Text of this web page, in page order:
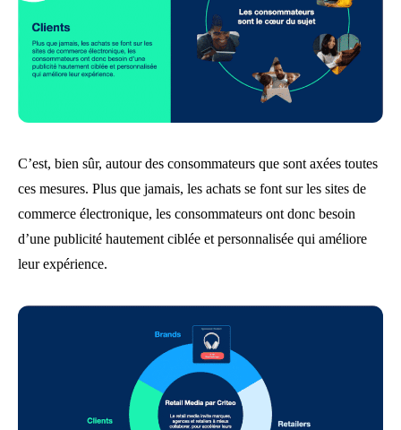
C’est, bien sûr, autour des consommateurs que sont axées toutes
ces mesures. Plus que jamais, les achats se font sur les sites de
commerce électronique, les consommateurs ont donc besoin
d’une publicité hautement ciblée et personnalisée qui améliore
leur expérience.